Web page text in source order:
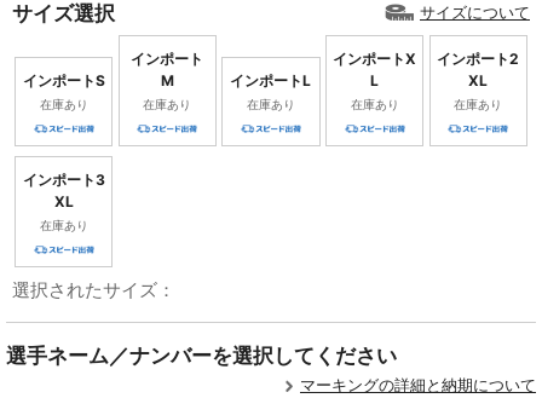
サイズ選択 サイズについて
インポートS
在庫あり
インポート
M
在庫あり
インポートL
在庫あり
インポートX
L
在庫あり
インポート2
XL
在庫あり
インポート3
XL
在庫あり
選択されたサイズ：
選手ネーム／ナンバーを選択してください
マーキングの詳細と納期について